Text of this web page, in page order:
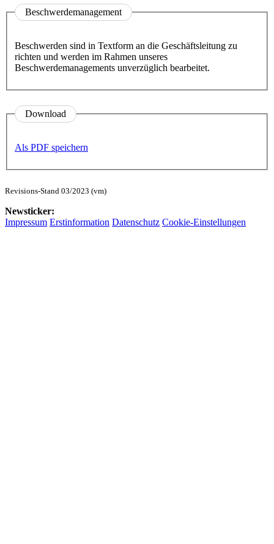
Beschwerdemanagement
Beschwerden sind in Textform an die Geschäftsleitung zu
richten und werden im Rahmen unseres
Beschwerdemanagements unverzüglich bearbeitet.
Download
Als PDF speichern
Revisions-Stand 03/2023 (vm)
Newsticker:
Impressum Erstinformation Datenschutz Cookie-Einstellungen